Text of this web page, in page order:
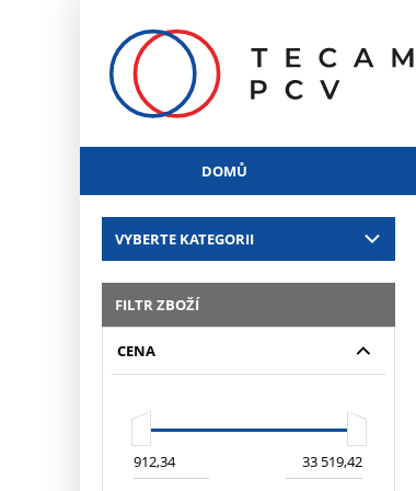
DOMŮ
VYBERTE KATEGORII
FILTR ZBOŽÍ
CENA